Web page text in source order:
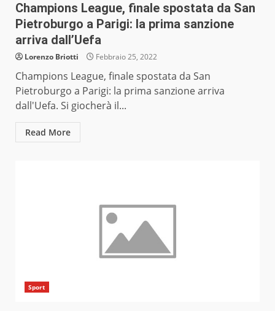
Champions League, finale spostata da San
Pietroburgo a Parigi: la prima sanzione
arriva dall’Uefa
Lorenzo Briotti Febbraio 25, 2022
Champions League, finale spostata da San
Pietroburgo a Parigi: la prima sanzione arriva
dall'Uefa. Si giocherà il...
Read More
Sport